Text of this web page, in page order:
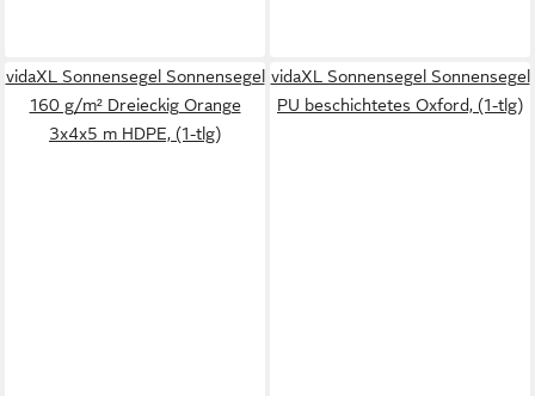
vidaXL Sonnensegel Sonnensegel
160 g/m² Dreieckig Orange
3x4x5 m HDPE, (1-tlg)
vidaXL Sonnensegel Sonnensegel
PU beschichtetes Oxford, (1-tlg)